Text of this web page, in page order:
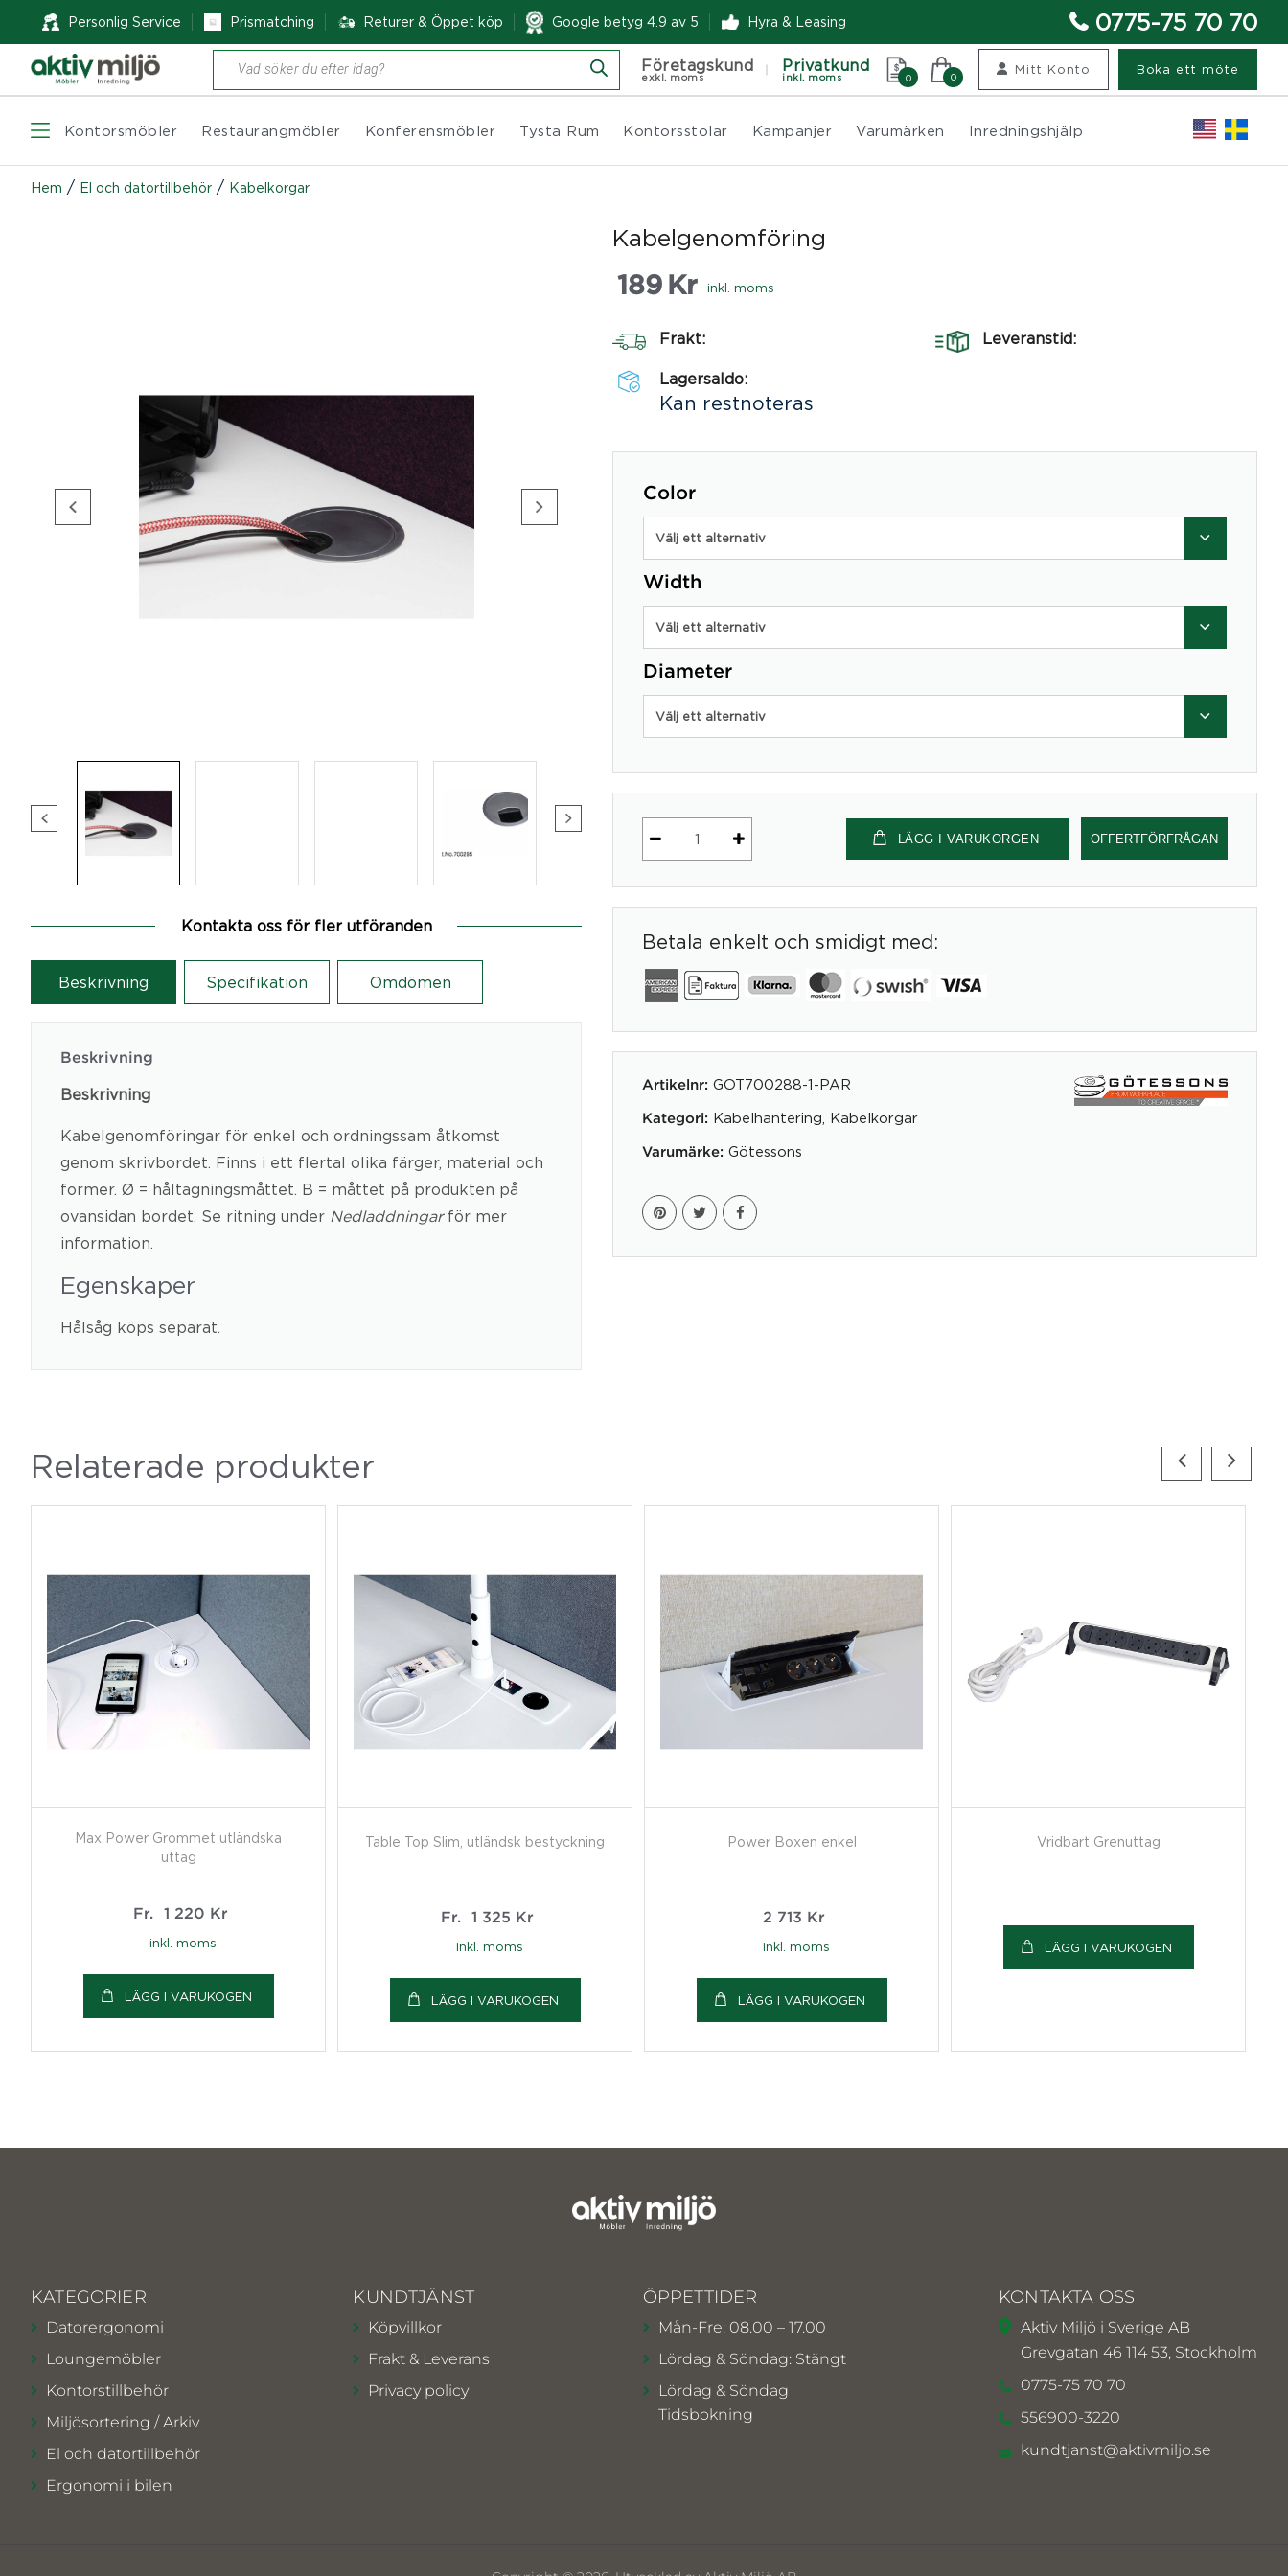
Personlig Service Prismatching Returer & Öppet köp Google betyg 4.9 av 5 Hyra & Leasing 0775-75 70 70
Produktsökning Företagskund
exkl. moms
Privatkund
inkl. moms 0 0
Mitt Konto Boka ett möte
Kontorsmöbler Restaurangmöbler Konferensmöbler Tysta Rum Kontorsstolar Kampanjer Varumärken Inredningshjälp
Hem / El och datortillbehör / Kabelkorgar
Kontakta oss för fler utföranden
Beskrivning Specifikation Omdömen
Beskrivning
Beskrivning
Kabelgenomföringar för enkel och ordningssam åtkomst
genom skrivbordet. Finns i ett flertal olika färger, material och
former. Ø = håltagningsmåttet. B = måttet på produkten på
ovansidan bordet. Se ritning under Nedladdningarför mer
information.
Egenskaper
Hålsåg köps separat.
Kabelgenomföring
189 Kr inkl. moms
Frakt: Leveranstid:
Lagersaldo:
Kan restnoteras
Color
Välj ett alternativ
Width
Välj ett alternativ
Diameter
Välj ett alternativ
Kabelgenomföring
LÄGG I VARUKORGEN OFFERTFÖRFRÅGAN
Betala enkelt och smidigt med:
Artikelnr: GOT700288-1-PAR
Kategori: Kabelhantering Kabelkorgar
Varumärke: Götessons
Relaterade produkter
Max Power Grommet utländska
uttag
Fr. 1 220 Kr
inkl. moms
LÄGG I VARUKOGEN
Table Top Slim, utländsk bestyckning
Fr. 1 325 Kr
inkl. moms
LÄGG I VARUKOGEN
Power Boxen enkel
2 713 Kr
inkl. moms
LÄGG I VARUKOGEN
Vridbart Grenuttag
LÄGG I VARUKOGEN
KATEGORIER
Datorergonomi
Loungemöbler
Kontorstillbehör
Miljösortering / Arkiv
El och datortillbehör
Ergonomi i bilen
KUNDTJÄNST
Köpvillkor
Frakt & Leverans
Privacy policy
ÖPPETTIDER
Mån-Fre: 08.00 – 17.00
Lördag & Söndag: Stängt
Lördag & Söndag
Tidsbokning
KONTAKTA OSS
Aktiv Miljö i Sverige AB
Grevgatan 46 114 53, Stockholm
0775-75 70 70
556900-3220
kundtjanst@aktivmiljo.se